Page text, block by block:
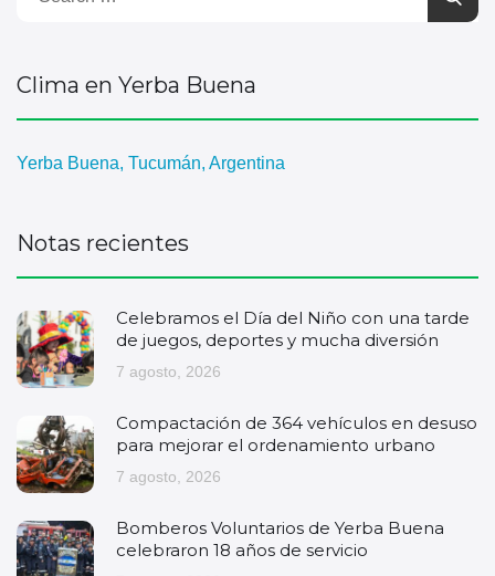
Clima en Yerba Buena
Yerba Buena, Tucumán, Argentina
Notas recientes
Celebramos el Día del Niño con una tarde
de juegos, deportes y mucha diversión
7 agosto, 2026
Compactación de 364 vehículos en desuso
para mejorar el ordenamiento urbano
7 agosto, 2026
Bomberos Voluntarios de Yerba Buena
celebraron 18 años de servicio